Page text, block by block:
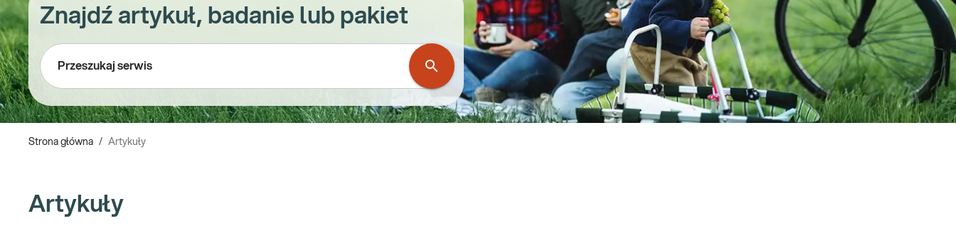
Strona główna / Artykuły
Znajdź artykuł, badanie lub pakiet
Artykuły